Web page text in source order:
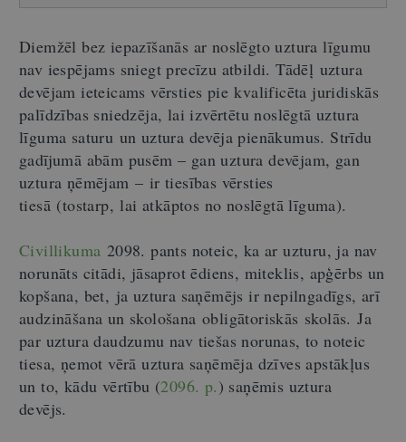
Diemžēl bez iepazīšanās ar noslēgto uztura līgumu
nav iespējams sniegt precīzu atbildi. Tādēļ uztura
devējam ieteicams vērsties pie kvalificēta juridiskās
palīdzības sniedzēja, lai izvērtētu noslēgtā uztura
līguma saturu un uztura devēja pienākumus. Strīdu
gadījumā abām pusēm – gan uztura devējam, gan
uztura ņēmējam – ir tiesības vērsties
tiesā (tostarp, lai atkāptos no noslēgtā līguma).
Civillikuma 2098. pants noteic, ka ar uzturu, ja nav
norunāts citādi, jāsaprot ēdiens, miteklis, apģērbs un
kopšana, bet, ja uztura saņēmējs ir nepilngadīgs, arī
audzināšana un skološana obligātoriskās skolās. Ja
par uztura daudzumu nav tiešas norunas, to noteic
tiesa, ņemot vērā uztura saņēmēja dzīves apstākļus
un to, kādu vērtību (2096. p.) saņēmis uztura
devējs.